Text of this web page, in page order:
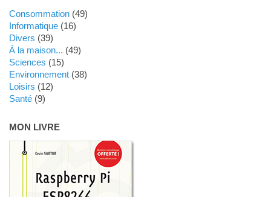
Consommation(49)
Informatique(16)
Divers (39)
Á la maison... (49)
Sciences (15)
Environnement(38)
Loisirs (12)
Santé(9)
MON LIVRE